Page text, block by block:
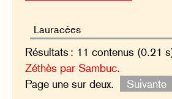
Résultats : 11 contenus (0.21
Zéthès par Sambuc.
Page une sur deux.
Suivante